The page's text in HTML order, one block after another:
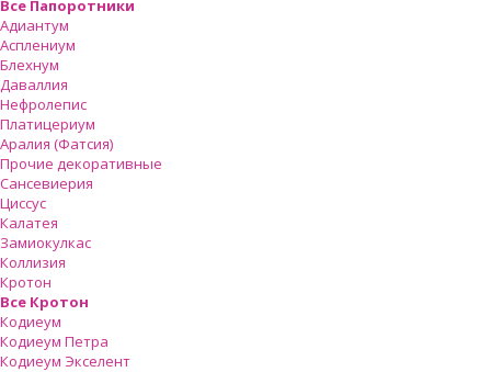
Все Папоротники
Адиантум
Асплениум
Блехнум
Даваллия
Нефролепис
Платицериум
Аралия (Фатсия)
Прочие декоративные
Сансевиерия
Циссус
Калатея
Замиокулкас
Коллизия
Кротон
Все Кротон
Кодиеум
Кодиеум Петра
Кодиеум Экселент